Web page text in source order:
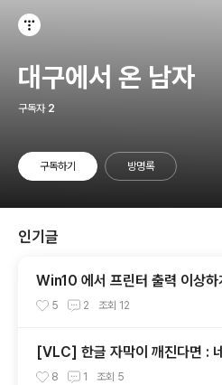
대구에서 온 남자
구독자 2
구독하기 방명록
인기글
Win10 에서 프린터 출력 이상하
PJL COMMENT)
5 2 조회 12
[VLC] 한글 자막이 깨진다면 :
거나 (SMI 고질병)
8 1 조회 5